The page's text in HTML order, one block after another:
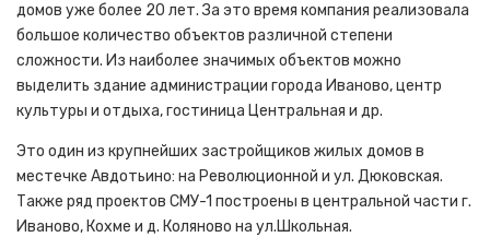
домов уже более 20 лет. За это время компания реализовала
большое количество объектов различной степени
сложности. Из наиболее значимых объектов можно
выделить здание администрации города Иваново, центр
культуры и отдыха, гостиница Центральная и др.
Это один из крупнейших застройщиков жилых домов в
местечке Авдотьино: на Революционной и ул. Дюковская.
Также ряд проектов СМУ-1 построены в центральной части г.
Иваново, Кохме и д. Коляново на ул.Школьная.